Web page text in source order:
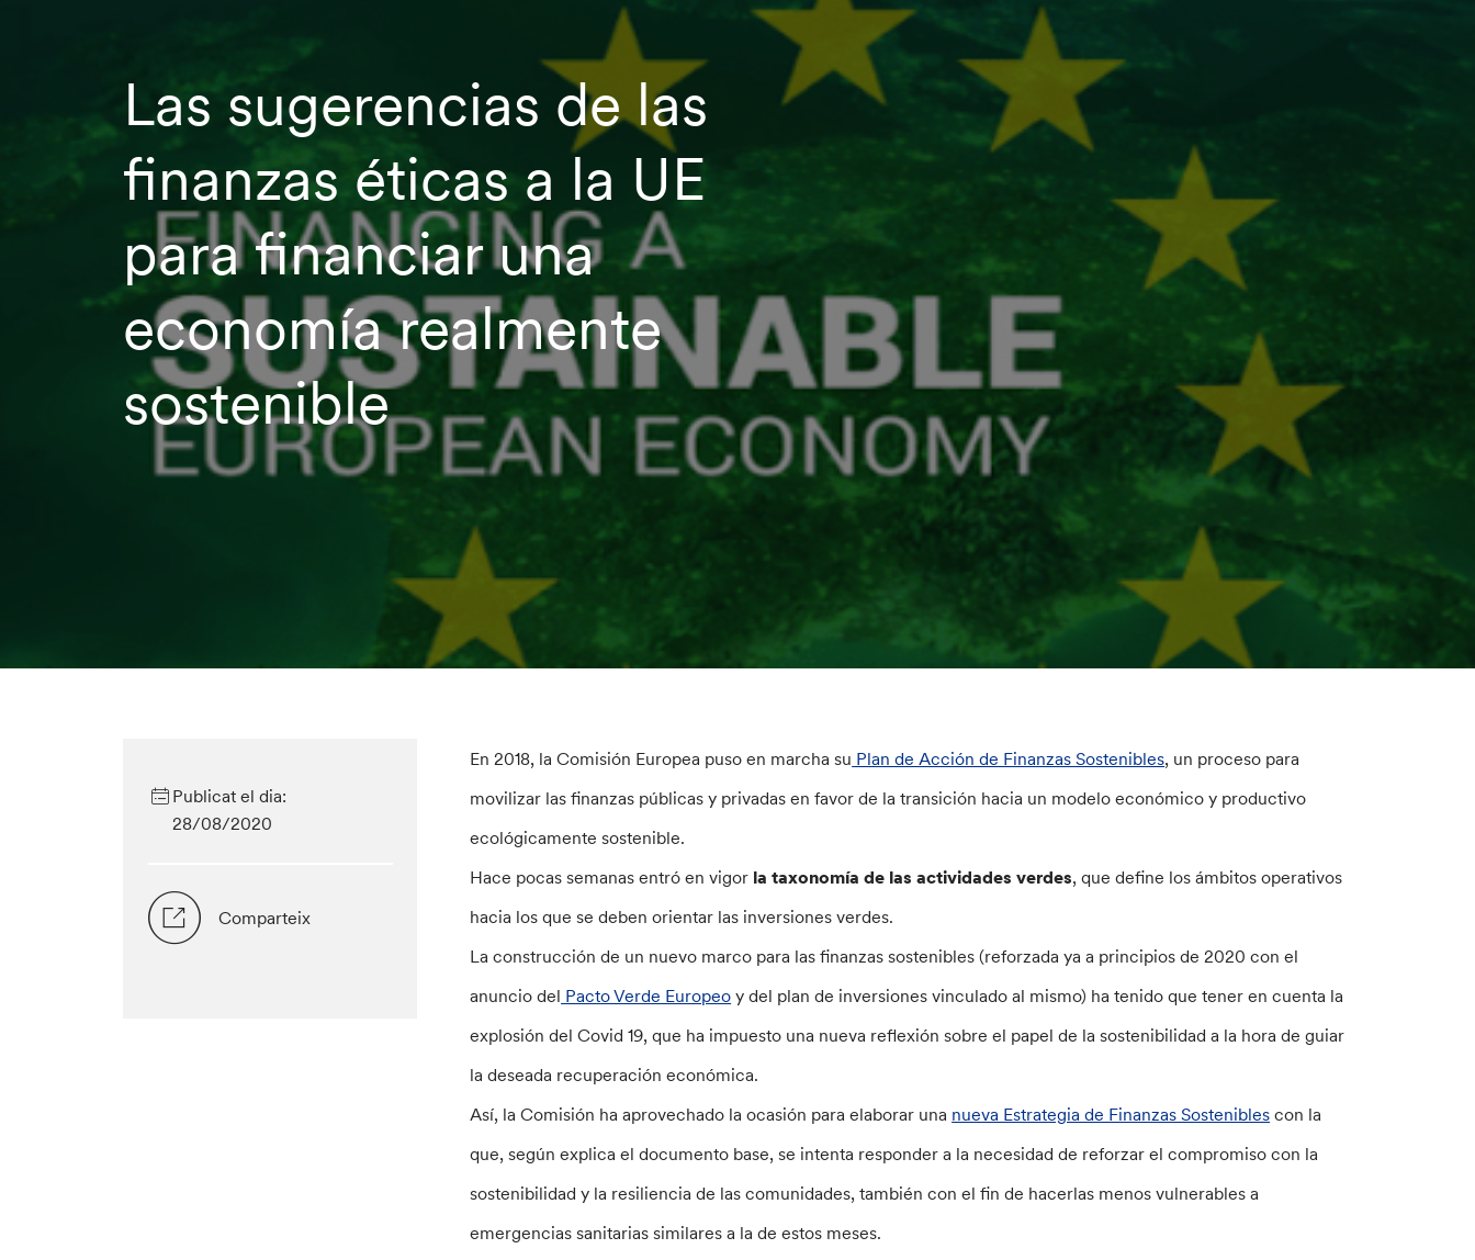
Las sugerencias de las
finanzas éticas a la UE
para financiar una
economía realmente
sostenible
Publicat el dia:
28/08/2020
Comparteix
En 2018, la Comisión Europea puso en marcha su Plan de Acción de Finanzas Sostenibles, un proceso para
movilizar las finanzas públicas y privadas en favor de la transición hacia un modelo económico y productivo
ecológicamente sostenible.
Hace pocas semanas entró en vigor la taxonomía de las actividades verdes, que define los ámbitos operativos
hacia los que se deben orientar las inversiones verdes.
La construcción de un nuevo marco para las finanzas sostenibles (reforzada ya a principios de 2020 con el
anuncio del Pacto Verde Europeo y del plan de inversiones vinculado al mismo) ha tenido que tener en cuenta la
explosión del Covid 19, que ha impuesto una nueva reflexión sobre el papel de la sostenibilidad a la hora de guiar
la deseada recuperación económica.
Así, la Comisión ha aprovechado la ocasión para elaborar una nueva Estrategia de Finanzas Sostenibles con la
que, según explica el documento base, se intenta responder a la necesidad de reforzar el compromiso con la
sostenibilidad y la resiliencia de las comunidades, también con el fin de hacerlas menos vulnerables a
emergencias sanitarias similares a la de estos meses.